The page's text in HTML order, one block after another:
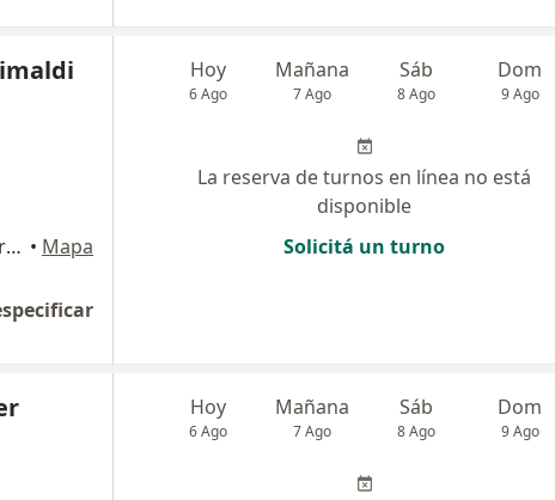
Bomberos voluntarios 455 (Esq. Mozart), General Pacheco • Mapa
Hoy
6 Ago
Mañana
7 Ago
Sáb
8 Ago
Dom
9 Ago
La reserva de turnos en línea no está
disponible
Solicitá un turno
Hoy
6 Ago
Mañana
7 Ago
Sáb
8 Ago
Dom
9 Ago